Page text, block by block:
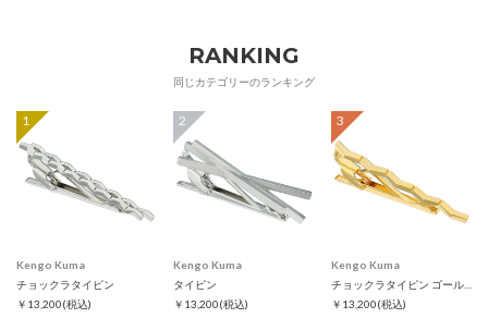
RANKING
同じカテゴリーのランキング
1
Kengo Kuma
チョックラタイピン
￥13,200(税込)
2
Kengo Kuma
タイピン
￥13,200(税込)
3
Kengo Kuma
チョックラタイピン ゴールド
￥13,200(税込)